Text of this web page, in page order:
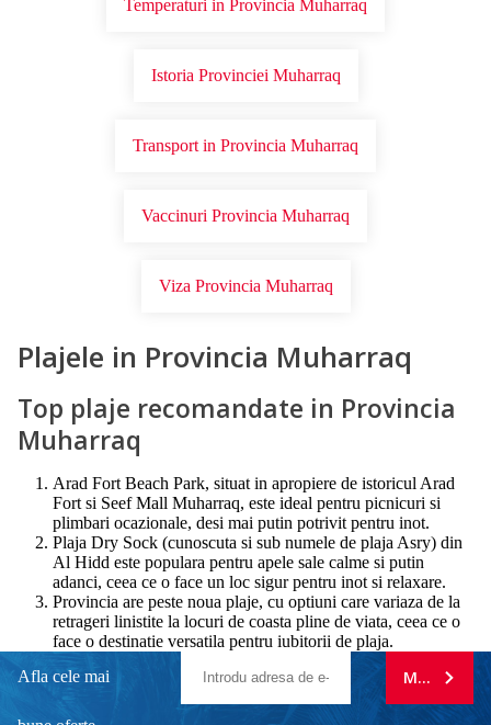
Temperaturi in Provincia Muharraq
Istoria Provinciei Muharraq
Transport in Provincia Muharraq
Vaccinuri Provincia Muharraq
Viza Provincia Muharraq
Plajele in Provincia Muharraq
Top plaje recomandate in Provincia
Muharraq
Arad Fort Beach Park, situat in apropiere de istoricul Arad
Fort si Seef Mall Muharraq, este ideal pentru picnicuri si
plimbari ocazionale, desi mai putin potrivit pentru inot.
Plaja Dry Sock (cunoscuta si sub numele de plaja Asry) din
Al Hidd este populara pentru apele sale calme si putin
adanci, ceea ce o face un loc sigur pentru inot si relaxare.
Provincia are peste noua plaje, cu optiuni care variaza de la
retrageri linistite la locuri de coasta pline de viata, ceea ce o
face o destinatie versatila pentru iubitorii de plaja.
Afla cele mai
MA